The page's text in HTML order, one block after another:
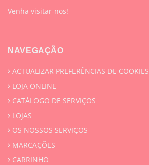
Venha visitar-nos!
NAVEGAÇÃO
ACTUALIZAR PREFERÊNCIAS DE COOKIES
LOJA ONLINE
CATÁLOGO DE SERVIÇOS
LOJAS
OS NOSSOS SERVIÇOS
MARCAÇÕES
CARRINHO